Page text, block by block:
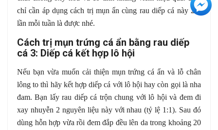
chỉ cần áp dụng cách trị mụn ẩn cùng rau diếp cá này 2-3
lần mỗi tuần là được nhé.
Cách trị mụn trứng cá ẩn bằng rau diếp
cá 3: Diếp cá kết hợp lô hội
Nếu bạn vừa muốn cải thiện mụn trứng cá ẩn và lỗ chân
lông to thì hãy kết hợp diếp cá với lô hội hay còn gọi là nha
đam. Bạn lấy rau diếp cá trộn chung với lô hội và đem đi
xay nhuyễn 2 nguyên liệu này với nhau (tỷ lệ 1:1). Sau đó
dùng hỗn hợp vừa rồi đem đắp đều lên da trong khoảng 20
+3